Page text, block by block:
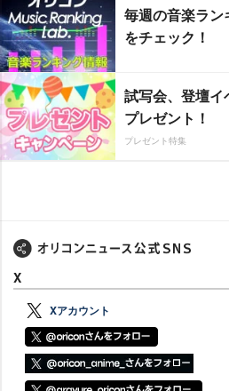
毎週の音楽ラ
をチェック！
試写会、登壇
プレゼント！
プレゼント特集
X
Xアカウント